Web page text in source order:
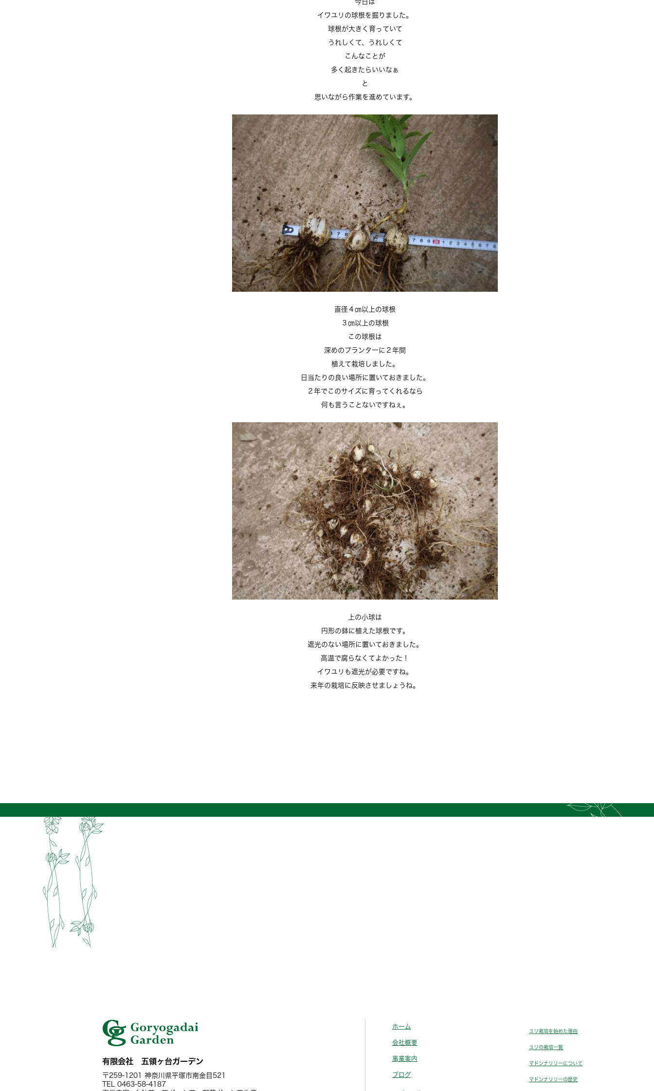
イワユリの球根を掘りました。
球根が大きく育っていて
うれしくて、うれしくて
こんなことが
多く起きたらいいなぁ
と
思いながら作業を進めています。
直径４㎝以上の球根
３㎝以上の球根
この球根は
深めのプランターに２年間
植えて栽培しました。
日当たりの良い場所に置いておきました。
２年でこのサイズに育ってくれるなら
何も言うことないですねぇ。
上の小球は
円形の鉢に植えた球根です。
遮光のない場所に置いておきました。
高温で腐らなくてよかった！
イワユリも遮光が必要ですね。
来年の栽培に反映させましょうね。
有限会社 五領ヶ台ガーデン
〒259-1201 神奈川県平塚市南金目521
TEL 0463-58-4187
ホーム
会社概要
事業案内
ブログ
ユリ栽培を始めた理由
ユリの栽培一覧
マドンナリリーについて
マドンナリリーの歴史